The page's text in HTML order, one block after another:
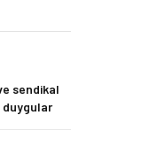
sendikal
duygular